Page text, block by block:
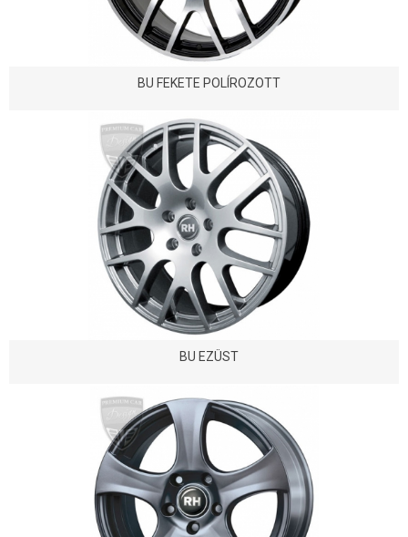
BU FEKETE POLÍROZOTT
BU EZÜST